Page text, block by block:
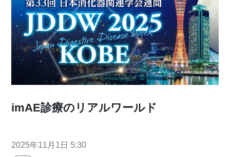
imAE診療のリアルワールド
2025年11月1日 5:30